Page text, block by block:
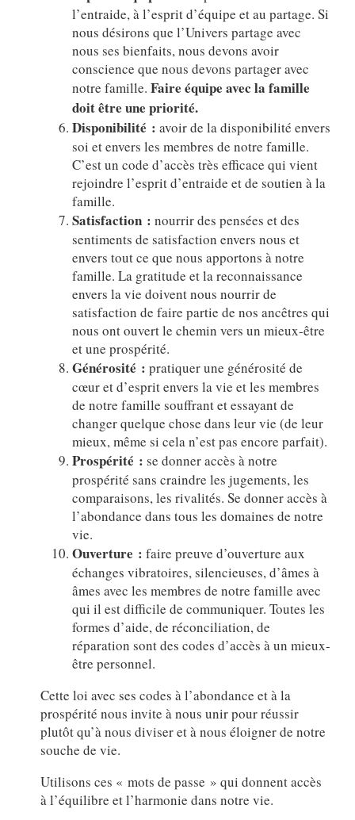
l’entraide, à l’esprit d’équipe et au partage. Si
nous désirons que l’Univers partage avec
nous ses bienfaits, nous devons avoir
conscience que nous devons partager avec
notre famille. Faire équipe avec la famille
doit être une priorité.
Disponibilité : avoir de la disponibilité envers
soi et envers les membres de notre famille.
C’est un code d’accès très efficace qui vient
rejoindre l’esprit d’entraide et de soutien à la
famille.
Satisfaction : nourrir des pensées et des
sentiments de satisfaction envers nous et
envers tout ce que nous apportons à notre
famille. La gratitude et la reconnaissance
envers la vie doivent nous nourrir de
satisfaction de faire partie de nos ancêtres qui
nous ont ouvert le chemin vers un mieux-être
et une prospérité.
Générosité : pratiquer une générosité de
cœur et d’esprit envers la vie et les membres
de notre famille souffrant et essayant de
changer quelque chose dans leur vie (de leur
mieux, même si cela n’est pas encore parfait).
Prospérité : se donner accès à notre
prospérité sans craindre les jugements, les
comparaisons, les rivalités. Se donner accès à
l’abondance dans tous les domaines de notre
vie.
Ouverture : faire preuve d’ouverture aux
échanges vibratoires, silencieuses, d’âmes à
âmes avec les membres de notre famille avec
qui il est difficile de communiquer. Toutes les
formes d’aide, de réconciliation, de
réparation sont des codes d’accès à un mieux-
être personnel.
Cette loi avec ses codes à l’abondance et à la
prospérité nous invite à nous unir pour réussir
plutôt qu’à nous diviser et à nous éloigner de notre
souche de vie.
Utilisons ces « mots de passe » qui donnent accès
à l’équilibre et l’harmonie dans notre vie.